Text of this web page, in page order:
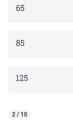
65
85
125
2 / 10